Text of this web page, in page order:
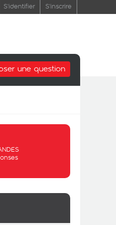
S'identifier S'inscrire
une question